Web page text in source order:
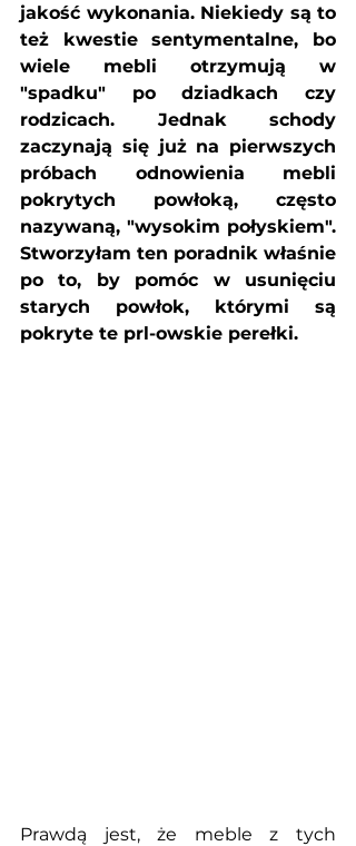
jakość wykonania. Niekiedy są to
też kwestie sentymentalne, bo
wiele mebli otrzymują w
"spadku" po dziadkach czy
rodzicach. Jednak schody
zaczynają się już na pierwszych
próbach odnowienia mebli
pokrytych powłoką, często
nazywaną, "wysokim połyskiem".
Stworzyłam ten poradnik właśnie
po to, by pomóc w usunięciu
starych powłok, którymi są
pokryte te prl-owskie perełki.
Prawdą jest, że meble z tych